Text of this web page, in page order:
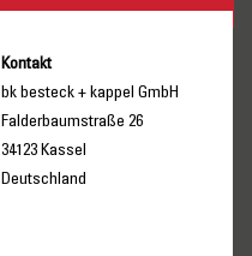
Kontakt
bk besteck + kappel GmbH
Falderbaumstraße 26
34123 Kassel
Deutschland